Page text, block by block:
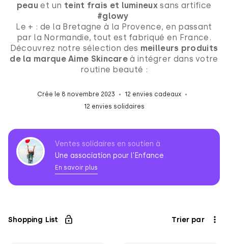
peau et un teint frais et lumineuxsans artifice
#glowy
Le + : de la Bretagne à la Provence, en passant
par la Normandie, tout est fabriqué en France.
Découvrez notre sélection des meilleurs produits
de la marque Aime Skincare à intégrer dans votre
routine beauté :
Crée le 8 novembre 2023
12 envies cadeaux
12 envies solidaires
Association
pour
Ventes solidaires en soutien à
Une association pour l'Enfance
En savoir plus
Shopping List Trier par